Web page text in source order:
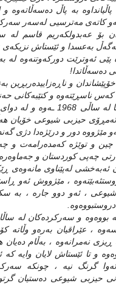
به‌ پاڵ ده‌سه‌ڵاته‌وه‌
کاته‌ی مه‌ترسیی له‌سه‌ر
پێی ئه‌وترێت دورکه‌وتنه‌وه‌
ده‌سه‌ڵاتدا!
و ناڕه‌زاییده‌ربڕین
ناسڕێته‌وه‌ و کتێبه‌کانی
نه‌یاننوسیون ، شاهیدی ئه‌و
حیزبی شیوعی خۆیان
مێژووه‌ دور و درێژه‌دا دژی
چین و توێژه‌ که‌مده‌رامه‌ت و
چه‌پی کوردستان و
له‌پێناوی مانه‌وه‌ی
، ئه‌و دوو جاره‌ ، به‌
، عێراقیان به‌ره‌و وڵاته‌
نه‌مرانه‌وه‌ ، به‌ڵام
و تا ئێستاش لایان وایه‌
ئه‌وا گرنگ نیه‌ ، چونکه‌
حیزبی شیوعی ده‌ستیان